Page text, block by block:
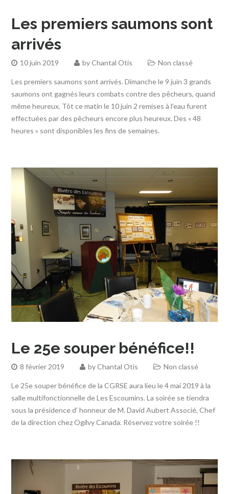
Les premiers saumons sont
arrivés
10 juin 2019 byChantal Otis Non classé
Les premiers saumons sont arrivés. Dimanche le 9 juin 3 grands
saumons ont gagnés leurs combats contre des pêcheurs, quand
même heureux. Tôt ce matin le 10 juin 2 remises à l’eau furent
effectuées par des pêcheurs encore plus heureux. Des « 48
heures » sont disponibles les fins de semaines.
Le 25e souper bénéfice!!
8 février 2019 byChantal Otis Non classé
Le 25e souper bénéfice de la CGRSE aura lieu le 4 mai 2019 à la
salle multifonctionnelle de Les Escoumins. La soirée se tiendra
sous la présidence d’ honneur de M. David Aubert Associé, Chef
de la direction chez Ogilvy Canada. Réservez votre soirée !!